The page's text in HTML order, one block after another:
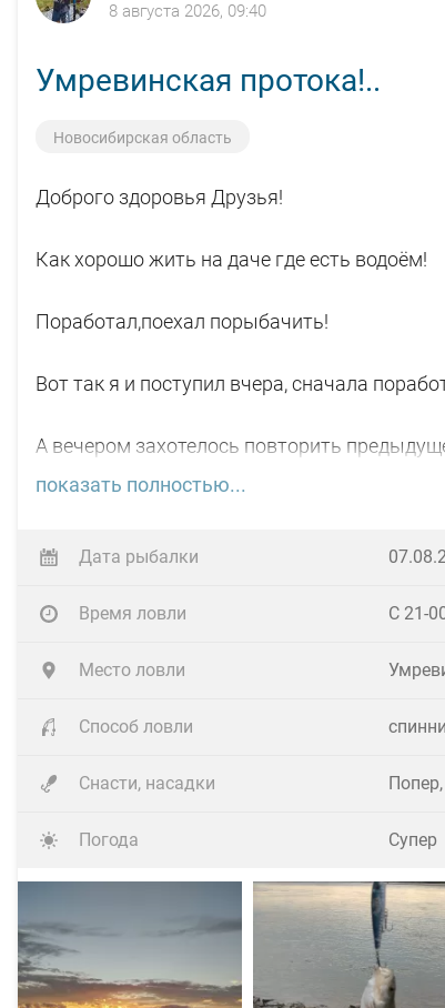
8 августа 2026, 09:40
Умревинская протока!..
Новосибирская область
Доброго здоровья Друзья!
Как хорошо жить на даче где есть водоём!
Поработал,поехал порыбачить!
Вот так я и поступил вчера, сначала
А вечером захотелось повторить
По поверхности плывёт
Даже один шнурок (300гр.)атаковал
С наступлением сумерек пошла в ход
показать полностью...
Дата рыбалки
Время ловли С 21-
Место ловли
Способ ловли
Снасти, насадки
Погода Супер